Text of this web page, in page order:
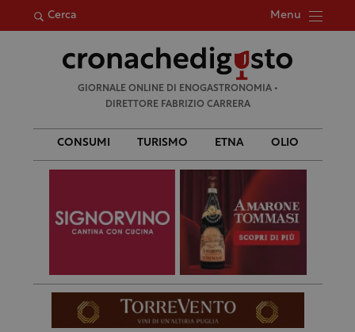
Cerca Menu
per:
GIORNALE ONLINE DI ENOGASTRONOMIA •
DIRETTORE FABRIZIO CARRERA
CONSUMI TURISMO ETNA OLIO